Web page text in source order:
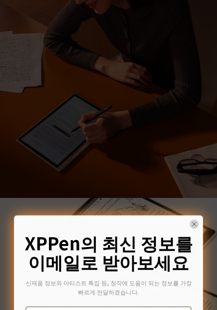
XPPen의 최신 정보를
이메일로 받아보세요
신제품 정보와 아티스트 특집 등, 창작에 도움이 되는 정보를 가장
빠르게 전달하겠습니다.